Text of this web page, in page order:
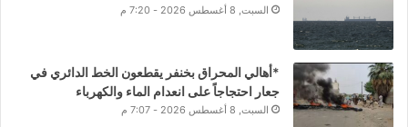
السبت, 8 أغسطس 2026 - 7:20 م
*أهالي المحراق بخنفر يقطعون الخط الدائري في
جعار احتجاجاً على انعدام الماء والكهرباء
السبت, 8 أغسطس 2026 - 7:07 م